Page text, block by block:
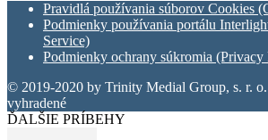
Pravidlá používania súborov Cookies
Podmienky používania portálu
Service)
Podmienky ochrany súkromia (Privacy
© 2019-2020 by Trinity Medial Group, s. r.
vyhradené
ĎALŠIE PRÍBEHY